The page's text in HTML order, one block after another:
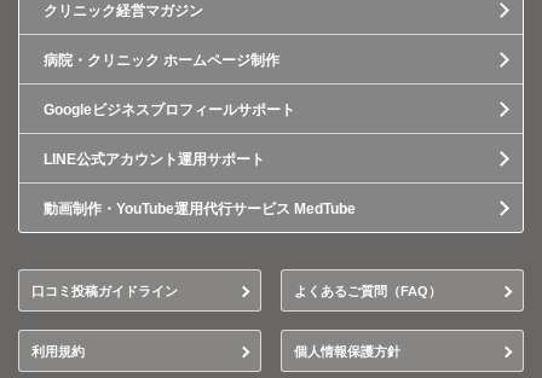
クリニック経営マガジン
病院・クリニック ホームページ制作
Googleビジネスプロフィールサポート
LINE公式アカウント運用サポート
動画制作・YouTube運用代行サービス MedTube
口コミ投稿ガイドライン よくあるご質問（FAQ）
利用規約 個人情報保護方針